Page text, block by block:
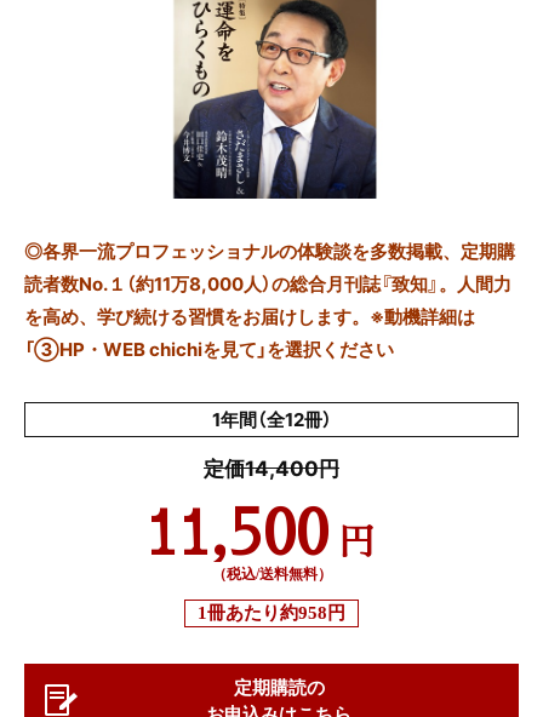
◎各界一流プロフェッショナルの体験談を多数掲載、定期購
読者数No.１（約11万8,000人）の総合月刊誌『致知』。人間力
を高め、学び続ける習慣をお届けします。※動機詳細は
「③HP・WEB chichiを見て」を選択ください
1年間（全12冊）
定価14,400円
11,500 円
（税込/送料無料）
1冊あたり約958円
定期購読の